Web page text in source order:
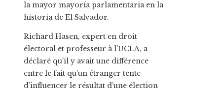
la mayor mayoría parlamentaria en la
historia de El Salvador.
Richard Hasen, expert en droit
électoral et professeur à l’UCLA, a
déclaré qu’il y avait une différence
entre le fait qu’un étranger tente
d’influencer le résultat d’une élection